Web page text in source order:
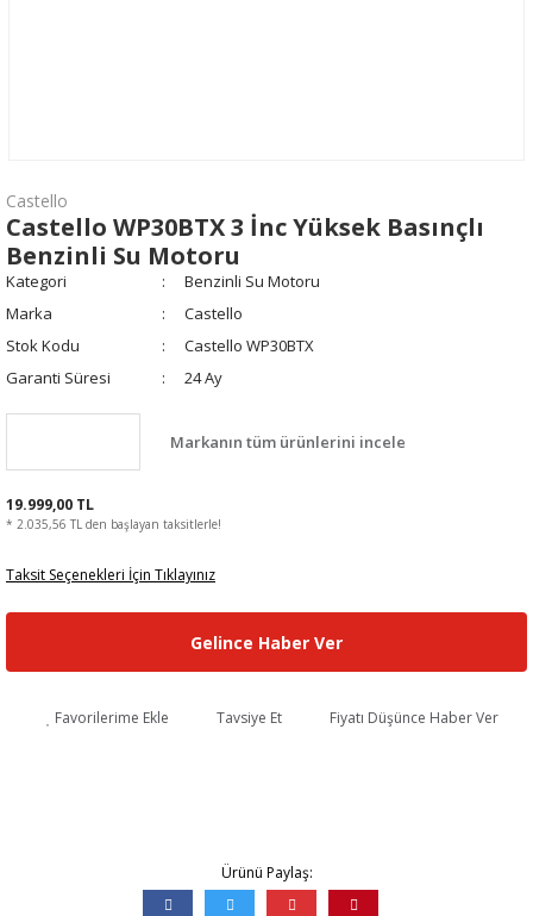
Castello
Castello WP30BTX 3 İnc Yüksek Basınçlı
Benzinli Su Motoru
Kategori
Benzinli Su Motoru
Marka
Castello
Stok Kodu
Castello WP30BTX
Garanti Süresi
24 Ay
Markanın tüm ürünlerini incele
19.999,00 TL
* 2.035,56 TL den başlayan taksitlerle!
Taksit Seçenekleri İçin Tıklayınız
Gelince Haber Ver
Favorilerime Ekle Tavsiye Et Fiyatı Düşünce Haber Ver
Ürünü Paylaş: